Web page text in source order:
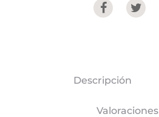
Share
Descripción
Valoraciones